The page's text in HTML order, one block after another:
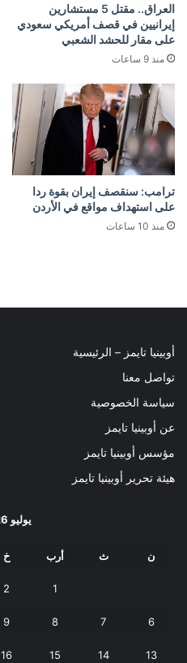
العراق.. مقتل 5 مستشارين
إيرانيين في قصف أمريكي سعودي
على مقار للحشد الشعبي
منذ 9 ساعات
ترامب: سنقصف إيران بقوة ردا
على استهداف مواقع في الأردن
منذ 10 ساعات
أوبينيا تايمز – الرئيسية
تواصل معنا
سياسة الخصوصية
عن أوبينيا تايمز
مؤسس أوبينيا تايمز
هيئة تحرير أوبينيا تايمز
يوليو 2026
ن ث أرب خ
1
2
6
7
8
9
13
14
15
16